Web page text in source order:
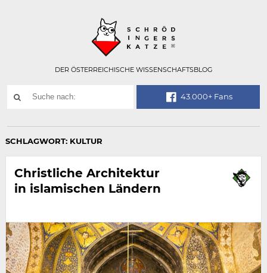
DER ÖSTERREICHISCHE WISSENSCHAFTSBLOG
SUCHE
43.000+ Fans
SCHLAGWORT: KULTUR
Christliche Architektur
in islamischen Ländern